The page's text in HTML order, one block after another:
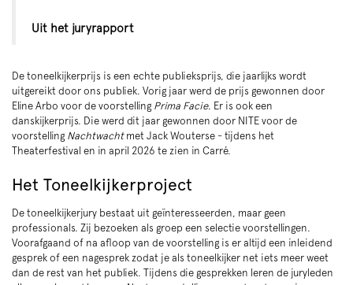
Uit het juryrapport
De toneelkijkerprijs is een echte publieksprijs, die jaarlijks wordt
uitgereikt door ons publiek. Vorig jaar werd de prijs gewonnen door
Eline Arbo voor de voorstelling Prima Facie. Er is ook een
danskijkerprijs. Die werd dit jaar gewonnen door NITE voor de
voorstelling Nachtwacht met Jack Wouterse - tijdens het
Theaterfestival en in april 2026 te zien in Carré.
Het Toneelkijkerproject
De toneelkijkerjury bestaat uit geïnteresseerden, maar geen
professionals. Zij bezoeken als groep een selectie voorstellingen.
Voorafgaand of na afloop van de voorstelling is er altijd een inleidend
gesprek of een nagesprek zodat je als toneelkijker net iets meer weet
dan de rest van het publiek. Tijdens die gesprekken leren de juryleden